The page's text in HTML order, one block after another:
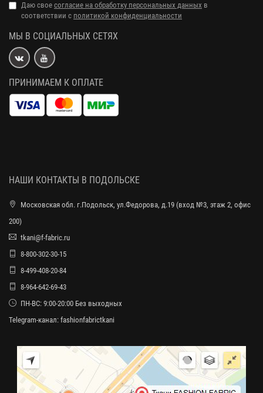
Даю свое согласие на обработку персональных данных в
соответствии с политикой конфиденциальности
МЫ В СОЦИАЛЬНЫХ СЕТЯХ
ПРИНИМАЕМ К ОПЛАТЕ
НАШИ КОНТАКТЫ В ПОДОЛЬСКЕ
Московская обл. г.Подольск, ул.Федорова, д.19 (вход №3, этаж 2, офис
200)
tkani@f-fabric.ru
8-800-302-30-15
8-499-408-20-84
8-964-642-69-43
ПН-ВС: 9:00-20:00 Без выходных
Telegram-канал: fashionfabrictkani